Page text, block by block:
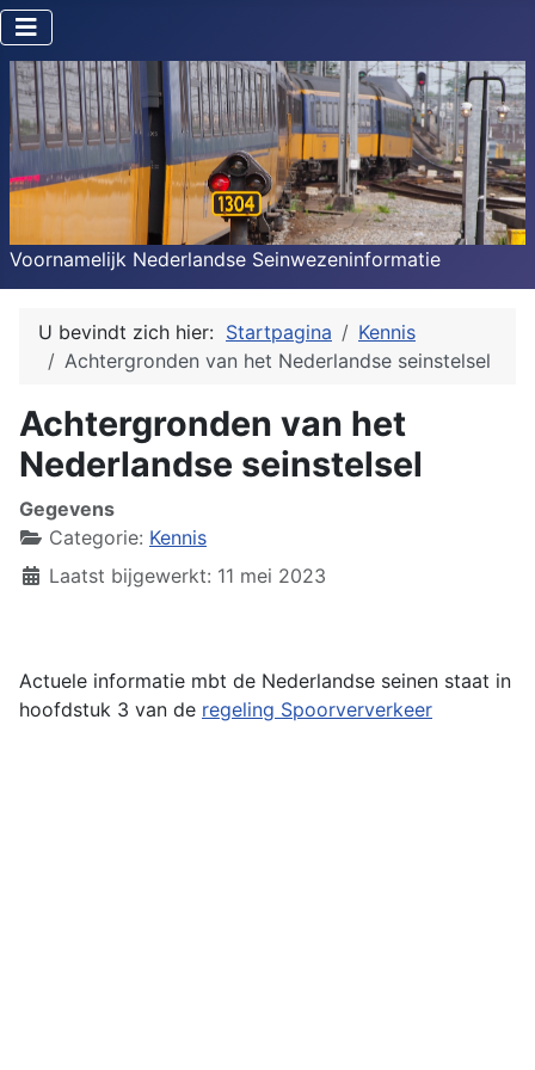
Voornamelijk Nederlandse Seinwezeninformatie
U bevindt zich hier: Startpagina
Kennis
Achtergronden van het Nederlandse seinstelsel
Achtergronden van het
Nederlandse seinstelsel
Gegevens
Categorie: Kennis
Laatst bijgewerkt: 11 mei 2023
Actuele informatie mbt de Nederlandse seinen staat in
hoofdstuk 3 van de regeling Spoorververkeer